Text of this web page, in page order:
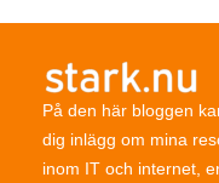
På den här bloggen
dig inlägg om mina
inom IT och internet,